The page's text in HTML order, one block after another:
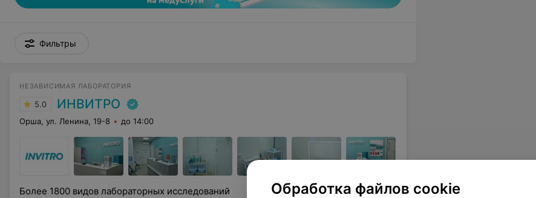
Фильтры
НЕЗАВИСИМАЯ ЛАБОРАТОРИЯ
5.0 ИНВИТРО
Орша, ул. Ленина, 19-8 до 14:00
Более 1800 видов лабораторных исследований Обработка файлов cookie